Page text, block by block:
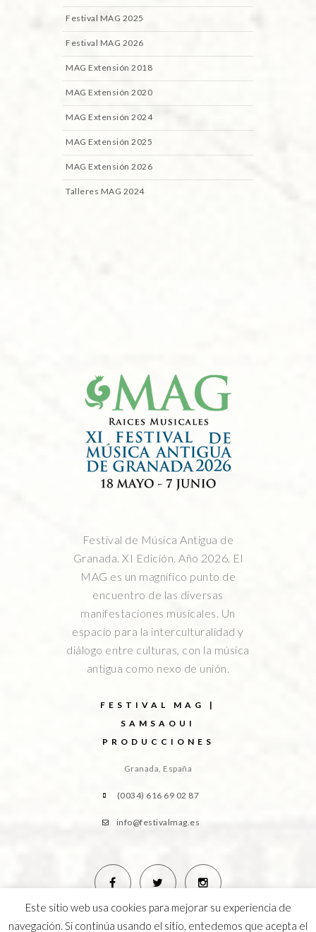
Festival MAG 2025
Festival MAG 2026
MAG Extensión 2018
MAG Extensión 2020
MAG Extensión 2024
MAG Extensión 2025
MAG Extensión 2026
Talleres MAG 2024
Festival de Música Antigua de
Granada. XI Edición. Año 2026. El
MAG es un magnífico punto de
encuentro de las diversas
manifestaciones musicales. Un
espacio para la interculturalidad y
diálogo entre culturas, con la música
antigua como nexo de unión.
FESTIVAL MAG |
SAMSAOUI
PRODUCCIONES
Granada, España
(0034) 616 69 02 87
info@festivalmag.es
Este sitio web usa cookies para mejorar su experiencia de
navegación. Si continúa usando el sitio, entedemos que acepta el